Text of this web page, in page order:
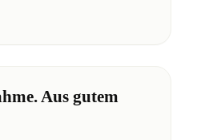
Aus gutem